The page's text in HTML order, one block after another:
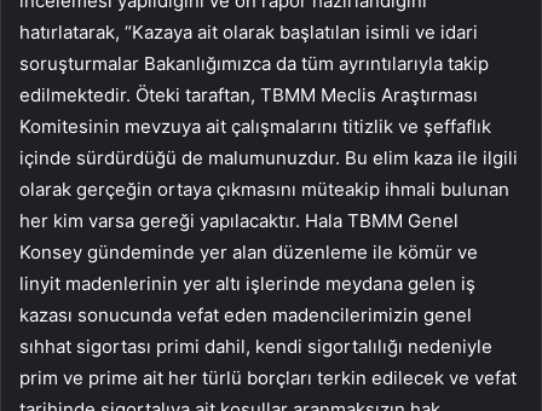
hatırlatarak, “Kazaya ait olarak başlatılan isimli ve idari
soruşturmalar Bakanlığımızca da tüm ayrıntılarıyla takip
edilmektedir. Öteki taraftan, TBMM Meclis Araştırması
Komitesinin mevzuya ait çalışmalarını titizlik ve şeffaflık
içinde sürdürdüğü de malumunuzdur. Bu elim kaza ile ilgili
olarak gerçeğin ortaya çıkmasını müteakip ihmali bulunan
her kim varsa gereği yapılacaktır. Hala TBMM Genel
Konsey gündeminde yer alan düzenleme ile kömür ve
linyit madenlerinin yer altı işlerinde meydana gelen iş
kazası sonucunda vefat eden madencilerimizin genel
sıhhat sigortası primi dahil, kendi sigortalılığı nedeniyle
prim ve prime ait her türlü borçları terkin edilecek ve vefat